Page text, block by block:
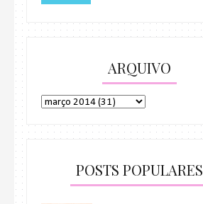
ARQUIVO
POSTS POPULARES